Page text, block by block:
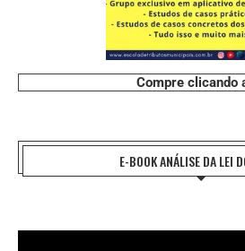
Compre clicando
E-BOOK ANÁLISE DA LEI